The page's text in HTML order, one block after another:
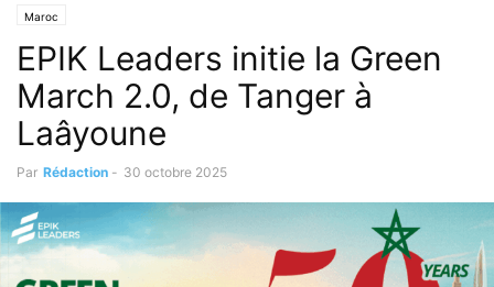
Maroc
EPIK Leaders initie la Green
March 2.0, de Tanger à
Laâyoune
Par Rédaction - 30 octobre 2025